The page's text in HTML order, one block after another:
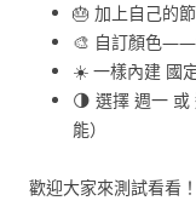
🎂 加上自己的
🎨 自訂顏色——
☀️ 一樣內建 國
🌗 選擇 週一
能）
歡迎大家來測試看看！